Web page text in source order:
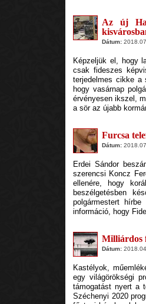
Az új
Dátum:
Képzeljük el, hogy
csak fideszes
terjedelmes cikke a
hogy vasárnap
érvényesen ikszel,
a sör az újabb
Furcsa
Dátum:
Erdei Sándor
szerencsi Koncz
ellenére, hogy
beszélgetésben
polgármestert
információ, hogy
Milliárdos
Dátum:
Kastélyok,
egy világörökségi
támogatást nyert a
Széchenyi 2020